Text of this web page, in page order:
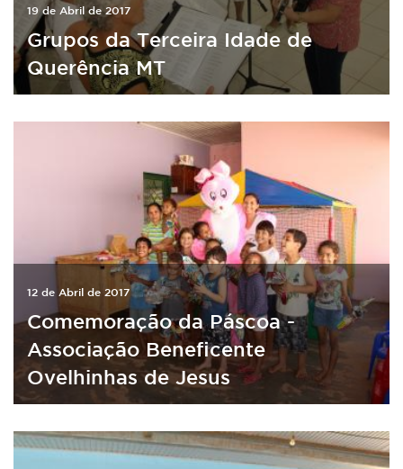
19 de Abril de 2017
Grupos da Terceira Idade de
Querência MT
12 de Abril de 2017
Comemoração da Páscoa -
Associação Beneficente
Ovelhinhas de Jesus